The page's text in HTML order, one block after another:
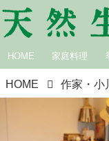
HOME 家庭料理
HOME